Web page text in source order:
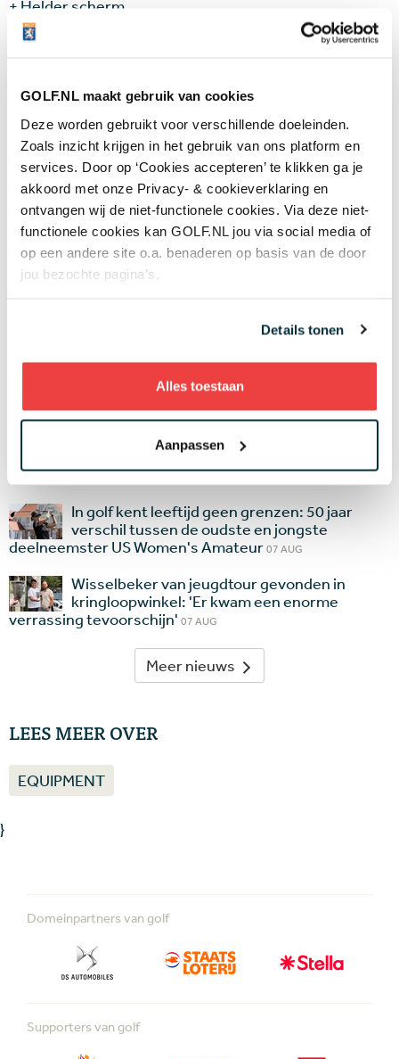
GOLF.NL maakt gebruik van cookies
Deze worden gebruikt voor verschillende doeleinden.
Zoals inzicht krijgen in het gebruik van ons platform en
services. Door op ‘Cookies accepteren’ te klikken ga je
akkoord met onze Privacy- & cookieverklaring en
ontvangen wij de niet-functionele cookies. Via deze niet-
functionele cookies kan GOLF.NL jou via social media of
op een andere site o.a. benaderen op basis van de door
jou bezochte pagina’s.
Details tonen
Alles toestaan
Aanpassen
+ Helder scherm
€ 439
De Watch Series 2 is inmiddels niet meer te koop.Klik
hier voor een review van de nieuwe Watch Series 4.
Bekijk hier de GOLF.NL-review van deTOMTOM
Golfer 2
Bekijk hier de pdf met een vergelijkingstabel van
de vijf geteste horloges
Laatste nieuws
Golfbaan The Fox gekocht door Brabantse
vastgoedbelegger: maar gaat er ook gegolft
worden op het terrein?
In golf kent leeftijd geen grenzen: 50 jaar
verschil tussen de oudste en jongste
deelneemster US Women's Amateur07 AUG
Wisselbeker van jeugdtour gevonden in
kringloopwinkel: 'Er kwam een enorme
verrassing tevoorschijn' 07 AUG
Meer nieuws
LEES MEER OVER
EQUIPMENT
}
Domeinpartners van golf
Supporters van golf